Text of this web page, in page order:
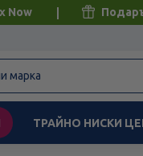
Now
ТРАЙНО НИСКИ